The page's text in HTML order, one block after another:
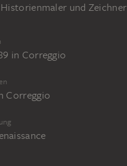
und Zeichner
in Correggio
Correggio